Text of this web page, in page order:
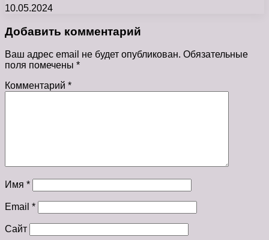
10.05.2024
Добавить комментарий
Ваш адрес email не будет опубликован. Обязательные
поля помечены *
Комментарий *
Имя *
Email *
Сайт